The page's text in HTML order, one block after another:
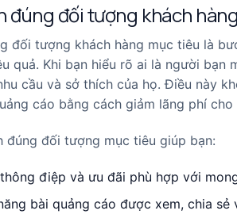
đúng đối tượng khách
đối tượng khách hàng mục tiêu là
quả. Khi bạn hiểu rõ ai là người
cầu và sở thích của họ. Điều này
cáo bằng cách giảm lãng phí
đúng đối tượng mục tiêu giúp bạn:
điệp và ưu đãi phù hợp với
bài quảng cáo được xem, chia